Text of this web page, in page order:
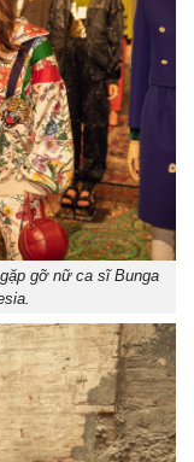
gỡ nữ ca sĩ Bunga